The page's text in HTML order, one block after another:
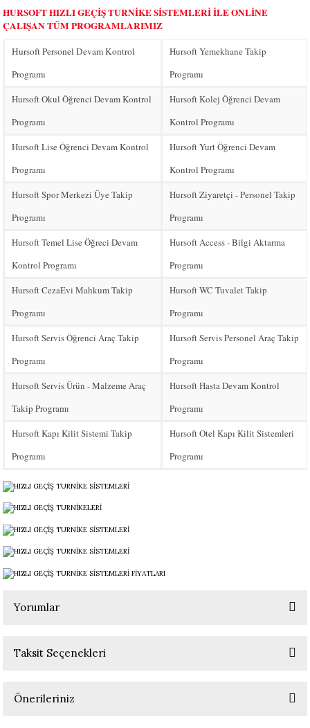
HURSOFT HIZLI GEÇİŞ TURNİKE SİSTEMLERİ İLE ONLİNE
ÇALIŞAN TÜM PROGRAMLARIMIZ
Hursoft Personel Devam Kontrol
Programı
Hursoft Yemekhane Takip
Programı
Hursoft Okul Öğrenci Devam Kontrol
Programı
Hursoft Kolej Öğrenci Devam
Kontrol Programı
Hursoft Lise Öğrenci Devam Kontrol
Programı
Hursoft Yurt Öğrenci Devam
Kontrol Programı
Hursoft Spor Merkezi Üye Takip
Programı
Hursoft Ziyaretçi - Personel Takip
Programı
Hursoft Temel Lise Öğreci Devam
Kontrol Programı
Hursoft Access - Bilgi Aktarma
Programı
Hursoft CezaEvi Mahkum Takip
Programı
Hursoft WC Tuvalet Takip
Programı
Hursoft Servis Öğrenci Araç Takip
Programı
Hursoft Servis Personel Araç Takip
Programı
Hursoft Servis Ürün - Malzeme Araç
Takip Programı
Hursoft Hasta Devam Kontrol
Programı
Hursoft Kapı Kilit Sistemi Takip
Programı
Hursoft Otel Kapı Kilit Sistemleri
Programı
Yorumlar
Bu ürüne ilk yorumu siz yapın!
Taksit Seçenekleri
Önerileriniz